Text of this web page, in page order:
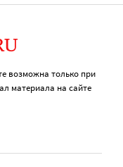
возможна только при
материала на сайте